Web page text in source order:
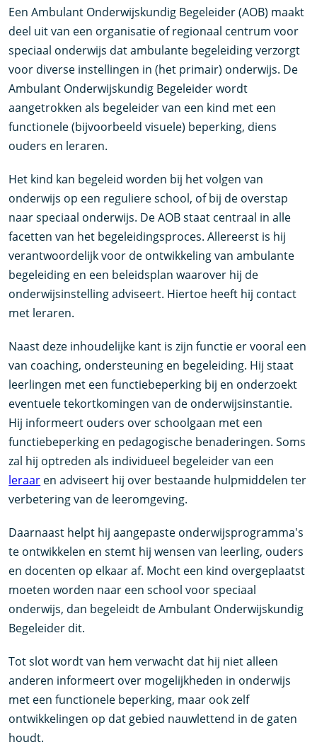
Een Ambulant Onderwijskundig Begeleider (AOB) maakt
deel uit van een organisatie of regionaal centrum voor
speciaal onderwijs dat ambulante begeleiding verzorgt
voor diverse instellingen in (het primair) onderwijs. De
Ambulant Onderwijskundig Begeleider wordt
aangetrokken als begeleider van een kind met een
functionele (bijvoorbeeld visuele) beperking, diens
ouders en leraren.
Het kind kan begeleid worden bij het volgen van
onderwijs op een reguliere school, of bij de overstap
naar speciaal onderwijs. De AOB staat centraal in alle
facetten van het begeleidingsproces. Allereerst is hij
verantwoordelijk voor de ontwikkeling van ambulante
begeleiding en een beleidsplan waarover hij de
onderwijsinstelling adviseert. Hiertoe heeft hij contact
met leraren.
Naast deze inhoudelijke kant is zijn functie er vooral een
van coaching, ondersteuning en begeleiding. Hij staat
leerlingen met een functiebeperking bij en onderzoekt
eventuele tekortkomingen van de onderwijsinstantie.
Hij informeert ouders over schoolgaan met een
functiebeperking en pedagogische benaderingen. Soms
zal hij optreden als individueel begeleider van een
leraar en adviseert hij over bestaande hulpmiddelen ter
verbetering van de leeromgeving.
Daarnaast helpt hij aangepaste onderwijsprogramma's
te ontwikkelen en stemt hij wensen van leerling, ouders
en docenten op elkaar af. Mocht een kind overgeplaatst
moeten worden naar een school voor speciaal
onderwijs, dan begeleidt de Ambulant Onderwijskundig
Begeleider dit.
Tot slot wordt van hem verwacht dat hij niet alleen
anderen informeert over mogelijkheden in onderwijs
met een functionele beperking, maar ook zelf
ontwikkelingen op dat gebied nauwlettend in de gaten
houdt.